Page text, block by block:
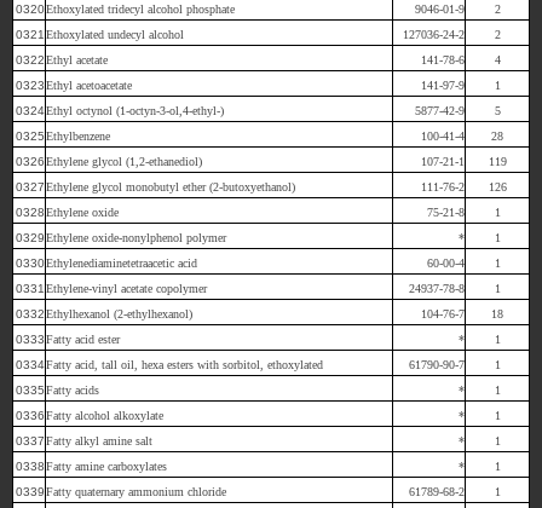
0320Ethoxylated tridecyl alcohol phosphate 9046-01-9
2
0321 Ethoxylated undecyl alcohol 127036-24-2
2
0322Ethyl acetate 141-78-6
4
0323Ethyl acetoacetate 141-97-9
1
0324Ethyl octynol (1-octyn-3-ol,4-ethyl-) 5877-42-9
5
0325Ethylbenzene 100-41-4
28
0326Ethylene glycol (1,2-ethanediol) 107-21-1
119
0327Ethylene glycol monobutyl ether (2-butoxyethanol) 111-76-2
126
0328Ethylene oxide 75-21-8
1
0329Ethylene oxide-nonylphenol polymer *
1
0330Ethylenediaminetetraacetic acid 60-00-4
1
0331 Ethylene-vinyl acetate copolymer 24937-78-8
1
0332Ethylhexanol (2-ethylhexanol) 104-76-7
18
0333Fatty acid ester *
1
0334Fatty acid, tall oil, hexa esters with sorbitol, ethoxylated 61790-90-7
1
0335Fatty acids *
1
0336Fatty alcohol alkoxylate *
1
0337Fatty alkyl amine salt *
1
0338Fatty amine carboxylates *
1
0339Fatty quaternary ammonium chloride 61789-68-2
1